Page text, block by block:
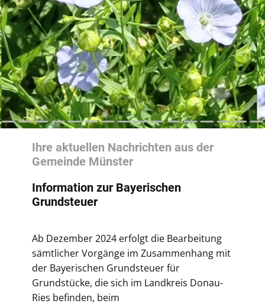
Ihre aktuellen Nachrichten aus der
Gemeinde Münster
Information zur Bayerischen
Grundsteuer
Ab Dezember 2024 erfolgt die Bearbeitung
sämtlicher Vorgänge im Zusammenhang mit
der Bayerischen Grundsteuer für
Grundstücke, die sich im Landkreis Donau-
Ries befinden, beim